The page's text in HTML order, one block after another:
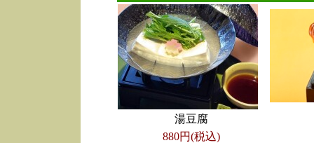
湯豆腐
880円(税込)